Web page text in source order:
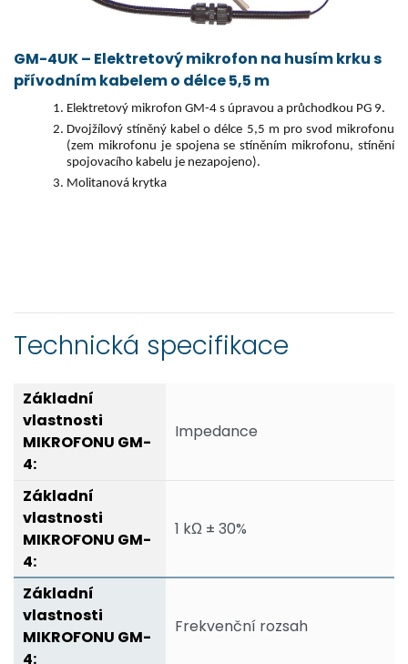
GM-4UK – Elektretový mikrofon na husím krku s
přívodním kabelem o délce 5,5 m
Elektretový mikrofon GM-4 s úpravou a průchodkou PG 9.
Dvojžílový stíněný kabel o délce 5,5 m pro svod mikrofonu
(zem mikrofonu je spojena se stíněním mikrofonu, stínění
spojovacího kabelu je nezapojeno).
Molitanová krytka
Technická specifikace
Impedance
1 kΩ ± 30%
Frekvenční rozsah